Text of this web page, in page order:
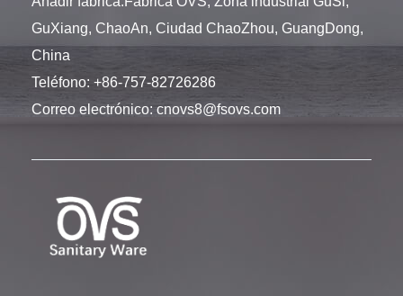
GuXiang, ChaoAn, Ciudad ChaoZhou, GuangDong,
China
Teléfono: +86-757-82726286
Correo electrónico: cnovs8@fsovs.com